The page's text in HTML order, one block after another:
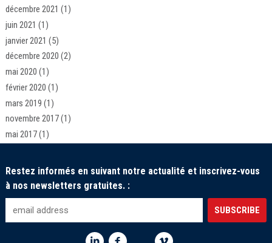
décembre 2021 (1)
juin 2021 (1)
janvier 2021 (5)
décembre 2020 (2)
mai 2020 (1)
février 2020 (1)
mars 2019 (1)
novembre 2017(1)
mai 2017(1)
Restez informés en suivant notre actualité et inscrivez-vous
à nos newsletters gratuites. :